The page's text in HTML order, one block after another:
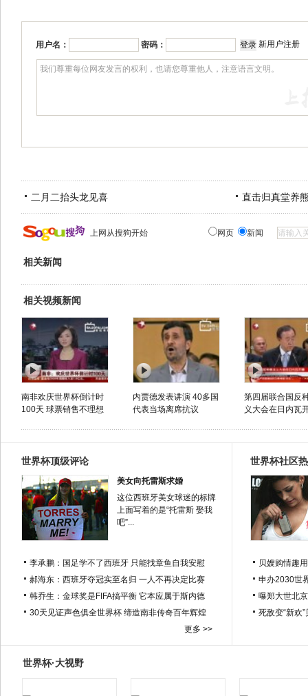
用户名： 密码： 新用户注册
二月二抬头龙见喜 直击归真堂养
上网从搜狗开始 网页 新闻
相关新闻
相关视频新闻
南非欢庆世界杯倒计时
100天 球票销售不理想
内贾德发表讲演 40多国
代表当场离席抗议
第四届联合国反
义大会在日内瓦
世界杯顶级评论
美女向托雷斯求婚
这位西班牙美女球迷的标牌
上面写着的是“托雷斯 娶我
吧”...
李承鹏：国足学不了西班牙 只能找章鱼自我安慰
郝海东：西班牙夺冠实至名归 一人不再决定比赛
韩乔生：金球奖是FIFA搞平衡 它本应属于斯内德
30天见证声色俱全世界杯 缔造南非传奇百年辉煌
更多 >>
世界杯社区
贝嫂购情趣
申办2030世
曝郑大世北
死敌变“新欢
世界杯·大视野